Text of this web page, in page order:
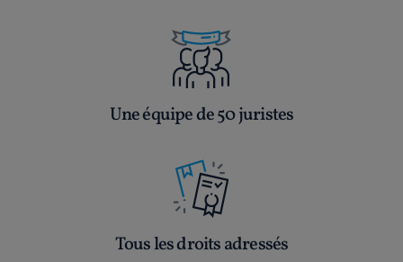
Une équipe de 50 juristes
Tous les droits adressés